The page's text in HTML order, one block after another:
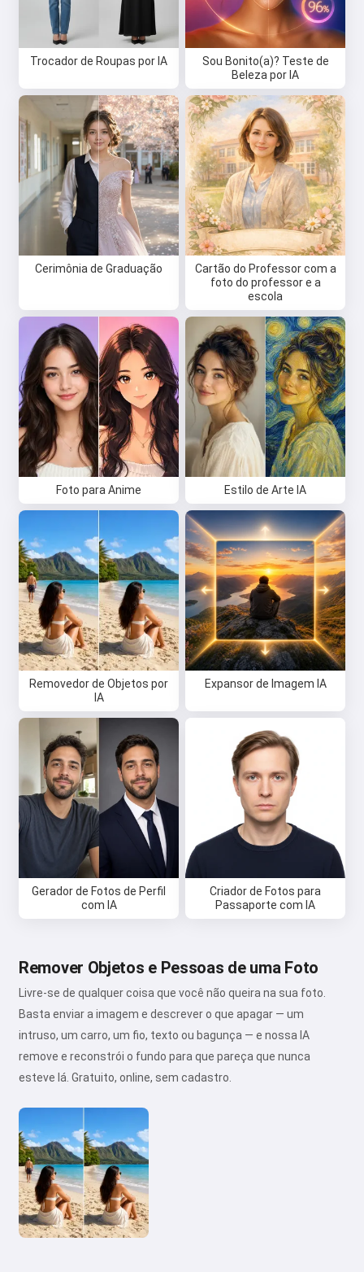
Trocador de Roupas por IA
Sou Bonito(a)? Teste de
Beleza por IA
Cerimônia de Graduação
Cartão do Professor com a
foto do professor e a
escola
Foto para Anime Estilo de Arte IA
Removedor de Objetos por
IA
Expansor de Imagem IA
Gerador de Fotos de Perfil
com IA
Criador de Fotos para
Passaporte com IA
Remover Objetos e Pessoas de uma Foto
Livre-se de qualquer coisa que você não queira na sua foto.
Basta enviar a imagem e descrever o que apagar — um
intruso, um carro, um fio, texto ou bagunça — e nossa IA
remove e reconstrói o fundo para que pareça que nunca
esteve lá. Gratuito, online, sem cadastro.